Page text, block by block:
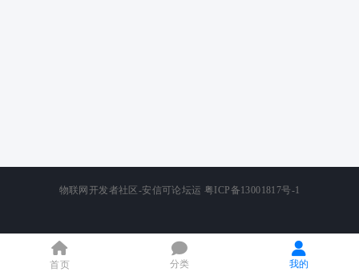
首页 分类 我的
物联网开发者社区-安信可论坛运 粤ICP备13001817号-1